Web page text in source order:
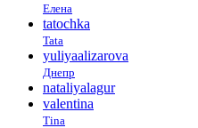
Елена
tatochka
Tata
yuliyaalizarova
Днепр
nataliyalagur
valentina
Tina